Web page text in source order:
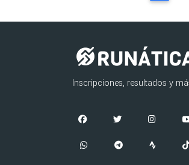
Inscripciones, resultados y